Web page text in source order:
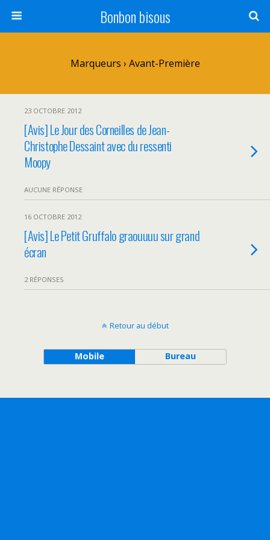
Bonbon bisous
Marqueurs › Avant-Première
23 OCTOBRE 2012
[Avis] Le Jour des Corneilles de Jean-
Christophe Dessaint avec du ressenti
Moopy
AUCUNE RÉPONSE
16 OCTOBRE 2012
[Avis] Le Petit Gruffalo graouuuu sur grand
écran
2 RÉPONSES
Retour au début
Mobile Bureau